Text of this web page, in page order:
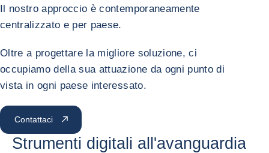
Il nostro approccio è contemporaneamente
centralizzato e per paese.
Oltre a progettare la migliore soluzione, ci
occupiamo della sua attuazione da ogni punto di
vista in ogni paese interessato.
Contattaci
Strumenti digitali all'avanguardia